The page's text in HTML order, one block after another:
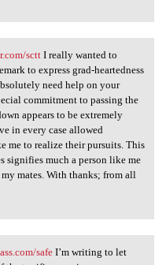
sctt I
scttI really wanted to
to express grad-heartedness
need help on your
commitment to passing the
appears to be extremely
in every case allowed
me to realize their pursuits. This
signifies much a person like me
mates. With thanks; from all
safeI’m writing to let